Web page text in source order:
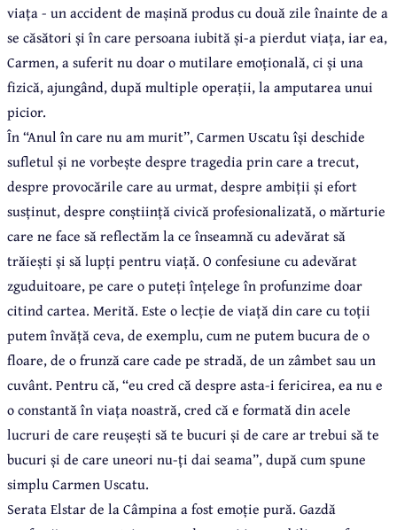
viața - un accident de mașină produs cu două zile înainte de a
se căsători și în care persoana iubită și-a pierdut viața, iar ea,
Carmen, a suferit nu doar o mutilare emoțională, ci și una
fizică, ajungând, după multiple operații, la amputarea unui
picior.
În “Anul în care nu am murit”, Carmen Uscatu își deschide
sufletul și ne vorbește despre tragedia prin care a trecut,
despre provocările care au urmat, despre ambiții și efort
susținut, despre conștiință civică profesionalizată, o mărturie
care ne face să reflectăm la ce înseamnă cu adevărat să
trăiești și să lupți pentru viață. O confesiune cu adevărat
zguduitoare, pe care o puteți înțelege în profunzime doar
citind cartea. Merită. Este o lecție de viață din care cu toții
putem învăță ceva, de exemplu, cum ne putem bucura de o
floare, de o frunză care cade pe stradă, de un zâmbet sau un
cuvânt. Pentru că, “eu cred că despre asta-i fericirea, ea nu e
o constantă în viața noastră, cred că e formată din acele
lucruri de care reușești să te bucuri și de care ar trebui să te
bucuri și de care uneori nu-ți dai seama”, după cum spune
simplu Carmen Uscatu.
Serata Elstar de la Câmpina a fost emoție pură. Gazdă